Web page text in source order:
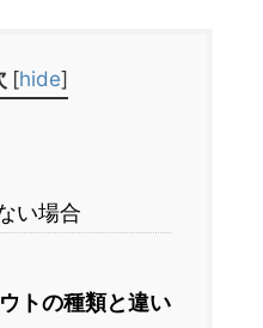
[hide]
い場合
トの種類と違い